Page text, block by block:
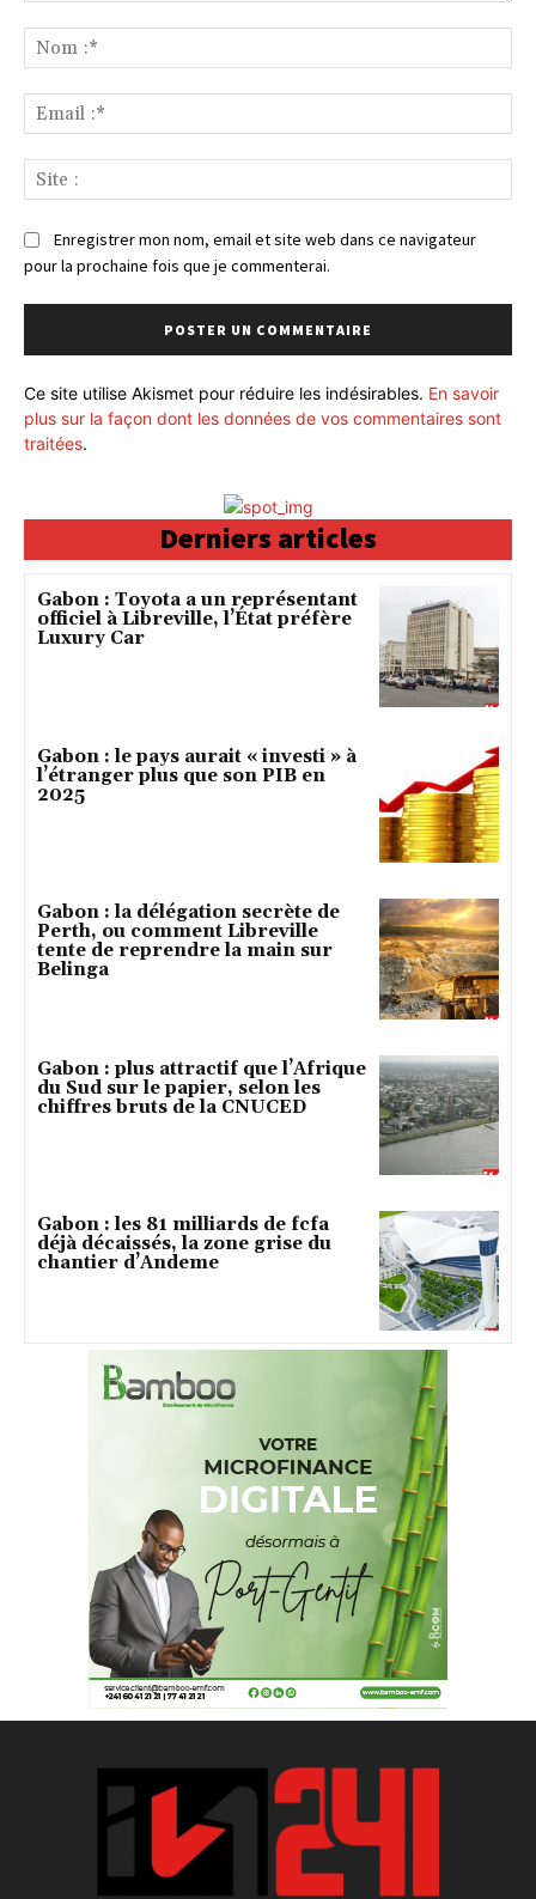
:*
:*
:
Enregistrer mon nom, email et site web dans ce navigateur
pour la prochaine fois que je commenterai.
Ce site utilise Akismet pour réduire les indésirables. En savoir
plus sur la façon dont les données de vos commentaires sont
traitées.
Derniers articles
Gabon : Toyota a un représentant
officiel à Libreville, l’État préfère
Luxury Car
Gabon : le pays aurait « investi » à
l’étranger plus que son PIB en
2025
Gabon : la délégation secrète de
Perth, ou comment Libreville
tente de reprendre la main sur
Belinga
Gabon : plus attractif que l’Afrique
du Sud sur le papier, selon les
chiffres bruts de la CNUCED
Gabon : les 81 milliards de fcfa
déjà décaissés, la zone grise du
chantier d’Andeme